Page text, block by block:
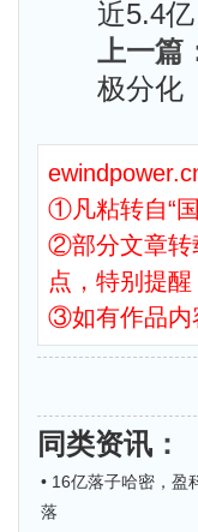
近5.4亿
上一篇
极分化
①凡粘转自“
②部分文章转
点，特别提
③如有作品内
同类资讯 ：
• 16亿落子哈密，盈
落